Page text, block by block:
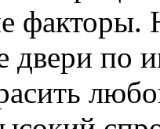
двери по